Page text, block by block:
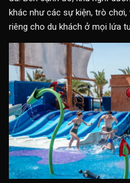
khác như các sự kiện, trò
riêng cho du khách ở mọi lứa